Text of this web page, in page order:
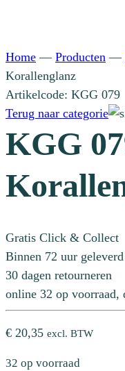
Home — Producten —
Korallenglanz
Artikelcode: KGG 079
Terug naar categorie
KGG
Gratis Click & Collect
Binnen 72 uur geleverd
30 dagen retourneren
online 32 op voorraad,
€ 20,35 excl. BTW
32 op voorraad